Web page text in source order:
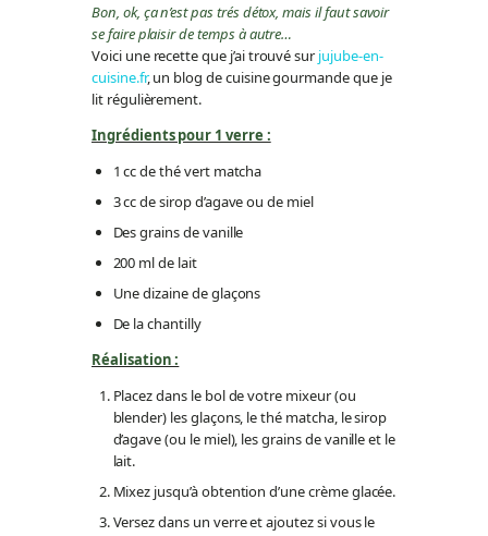
Bon, ok, ça n’est pas trés détox, mais il faut savoir
se faire plaisir de temps à autre…
Voici une recette que j’ai trouvé sur jujube-en-
cuisine.fr, un blog de cuisine gourmande que je
lit régulièrement.
Ingrédients pour 1 verre :
1 cc de thé vert matcha
3 cc de sirop d’agave ou de miel
Des grains de vanille
200 ml de lait
Une dizaine de glaçons
De la chantilly
Réalisation :
Placez dans le bol de votre mixeur (ou
blender) les glaçons, le thé matcha, le sirop
d’agave (ou le miel), les grains de vanille et le
lait.
Mixez jusqu’à obtention d’une crème glacée.
Versez dans un verre et ajoutez si vous le